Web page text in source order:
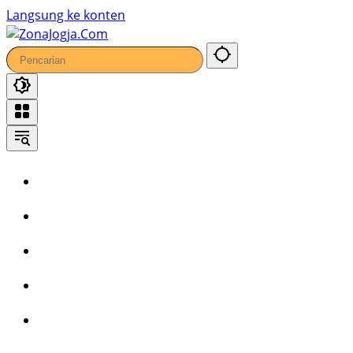
Langsung ke konten